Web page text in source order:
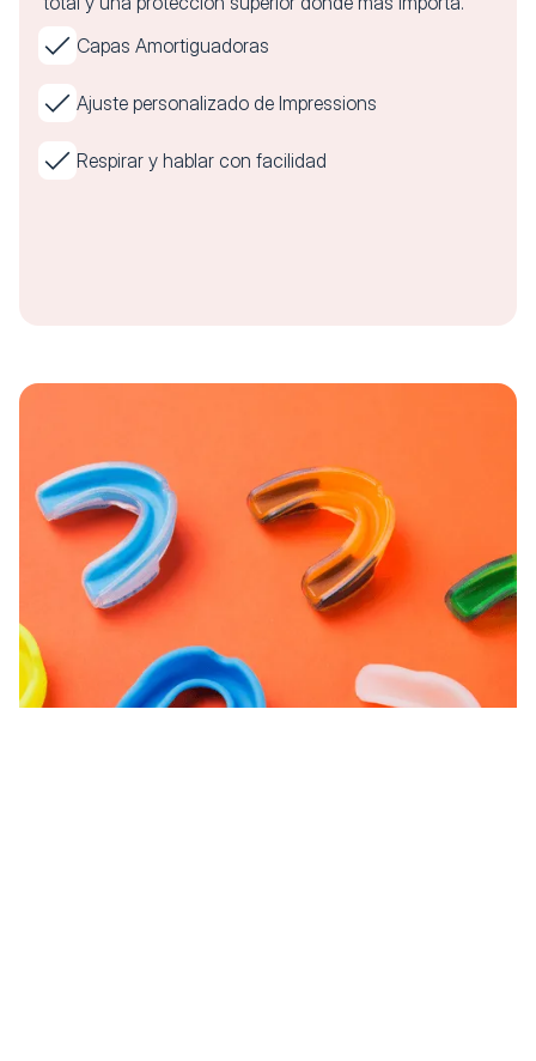
Capas Amortiguadoras
Ajuste personalizado de Impressions
Respirar y hablar con facilidad